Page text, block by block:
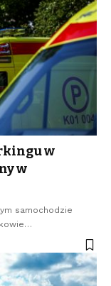
w
w
samochodzie